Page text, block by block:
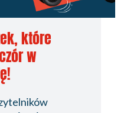
które
w